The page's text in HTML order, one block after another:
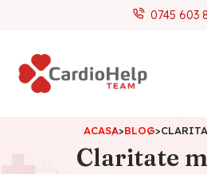
0745 603
ACASA>BLOG>
Claritate